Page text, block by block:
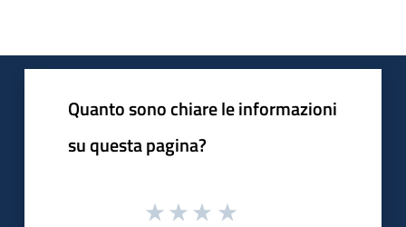
Quanto sono chiare le informazioni
su questa pagina?